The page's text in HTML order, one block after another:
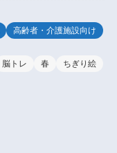
高齢者・介護施設向け
脳トレ 春
ちぎり絵